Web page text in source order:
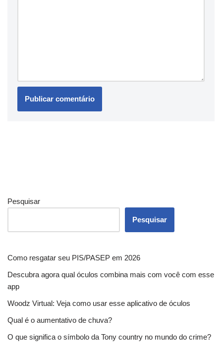
Pesquisar
Pesquisar
Como resgatar seu PIS/PASEP em 2026
Descubra agora qual óculos combina mais com você com esse
app
Woodz Virtual: Veja como usar esse aplicativo de óculos
Qual é o aumentativo de chuva?
O que significa o símbolo da Tony country no mundo do crime?